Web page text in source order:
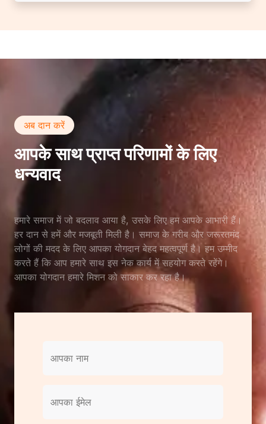
अब दान करें
आपके साथ प्राप्त परिणामों के लिए
धन्यवाद
हमारे समाज में जो बदलाव आया है, उसके लिए हम आपके आभारी हैं।
हर दान से हमें और मजबूती मिली है। समाज के गरीब और जरूरतमंद
लोगों की मदद के लिए आपका योगदान बेहद महत्वपूर्ण है। हम उम्मीद
करते हैं कि आप हमारे साथ इस नेक कार्य में सहयोग करते रहेंगे।
आपका योगदान हमारे मिशन को साकार कर रहा है।
आपका नाम
आपका ईमेल